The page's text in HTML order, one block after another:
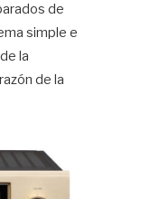
de
simple e
la
de la